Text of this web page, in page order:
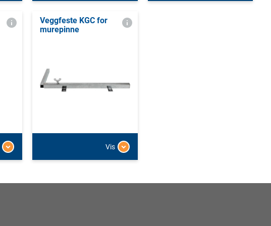
Veggfeste KGC for
murepinne
Vis